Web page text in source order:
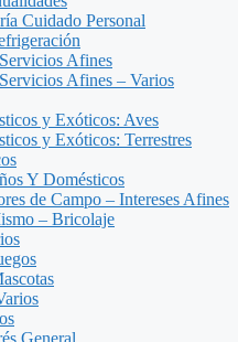
Cuidado Personal
Afines
Afines – Varios
y Exóticos: Aves
y Exóticos: Terrestres
Y Domésticos
de Campo – Intereses Afines
– Bricolaje
General